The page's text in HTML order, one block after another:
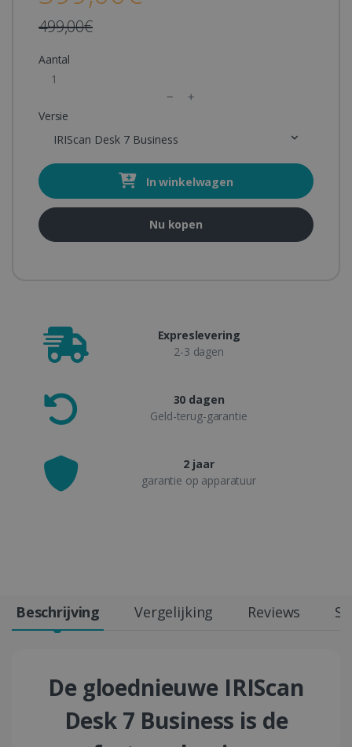
499,00€
Aantal
Versie
IRIScan Desk 7 Business
In winkelwagen
Nu kopen
Expreslevering
2-3 dagen
30 dagen
Geld-terug-garantie
2 jaar
garantie op apparatuur
Beschrijving Vergelijking Reviews
De gloednieuwe IRIScan
Desk 7 Business is de